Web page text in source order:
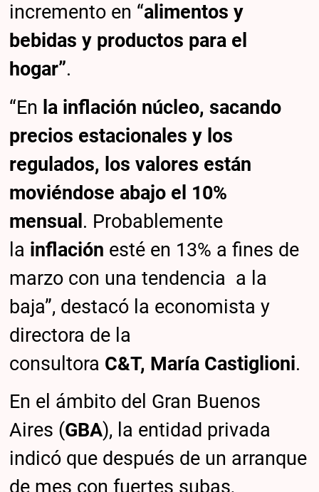
incremento en “alimentos y
bebidas y productos para el
hogar”.
“En la inflación núcleo, sacando
precios estacionales y los
regulados, los valores están
moviéndose abajo el 10%
mensual . Probablemente
la inflación esté en 13% a fines de
marzo con una tendencia a la
baja”, destacó la economista y
directora de la
consultora C&T, María Castiglioni.
En el ámbito del Gran Buenos
Aires (GBA), la entidad privada
indicó que después de un arranque
de mes con fuertes subas,